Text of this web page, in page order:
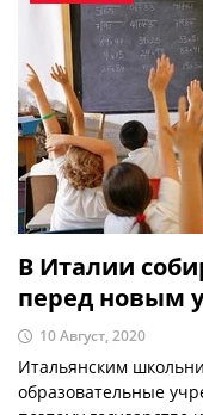
В Италии
перед новым
10 Август, 2020
Итальянским
образовательные